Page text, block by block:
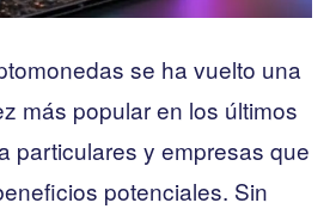
se ha vuelto una
más popular en los últimos
particulares y empresas que
potenciales. Sin